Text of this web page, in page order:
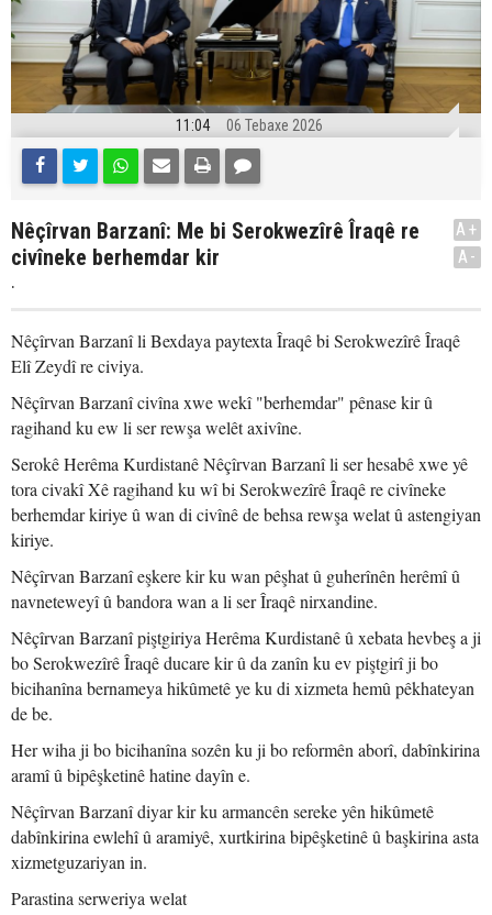
11:04 06 Tebaxe 2026
Nêçîrvan Barzanî: Me bi Serokwezîrê Îraqê re
civîneke berhemdar kir
.
A+
A-
Nêçîrvan Barzanî li Bexdaya paytexta Îraqê bi Serokwezîrê Îraqê
Elî Zeydî re civiya.
Nêçîrvan Barzanî civîna xwe wekî "berhemdar" pênase kir û
ragihand ku ew li ser rewşa welêt axivîne.
Serokê Herêma Kurdistanê Nêçîrvan Barzanî li ser hesabê xwe yê
tora civakî Xê ragihand ku wî bi Serokwezîrê Îraqê re civîneke
berhemdar kiriye û wan di civînê de behsa rewşa welat û astengiyan
kiriye.
Nêçîrvan Barzanî eşkere kir ku wan pêşhat û guherînên herêmî û
navneteweyî û bandora wan a li ser Îraqê nirxandine.
Nêçîrvan Barzanî piştgiriya Herêma Kurdistanê û xebata hevbeş a ji
bo Serokwezîrê Îraqê ducare kir û da zanîn ku ev piştgirî ji bo
bicihanîna bernameya hikûmetê ye ku di xizmeta hemû pêkhateyan
de be.
Her wiha ji bo bicihanîna sozên ku ji bo reformên aborî, dabînkirina
aramî û bipêşketinê hatine dayîn e.
Nêçîrvan Barzanî diyar kir ku armancên sereke yên hikûmetê
dabînkirina ewlehî û aramiyê, xurtkirina bipêşketinê û başkirina asta
xizmetguzariyan in.
Parastina serweriya welat